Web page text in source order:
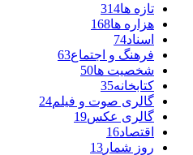
تازه ها314
هزاره ها168
اسناد74
فرهنگ و اجتماع63
شخصیت ها50
کتابخانه35
گالری صوت و فیلم24
گالری عکس19
اقتصاد16
روز شمار 13